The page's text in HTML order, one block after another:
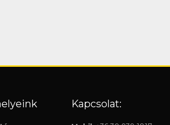
Kapcsolat: